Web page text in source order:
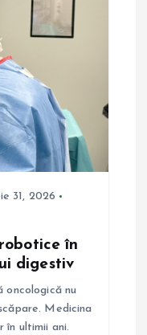
31, 2026
în
digestiv
oncologică nu
Medicina
în ultimii ani.